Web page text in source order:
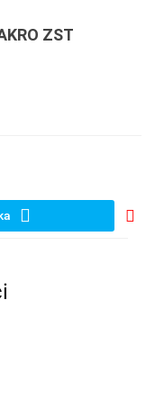
ZST